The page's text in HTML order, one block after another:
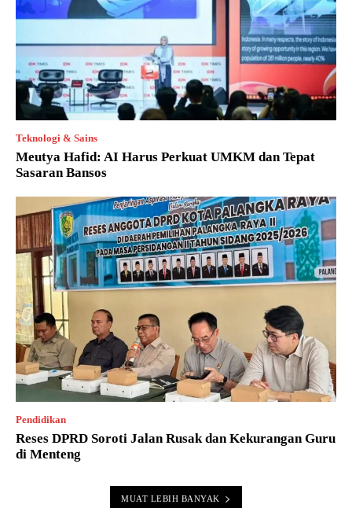
Teknologi & Sains
Meutya Hafid: AI Harus Perkuat UMKM dan Tepat
Sasaran Bansos
Pendidikan
Reses DPRD Soroti Jalan Rusak dan Kekurangan Guru
di Menteng
MUAT LEBIH BANYAK